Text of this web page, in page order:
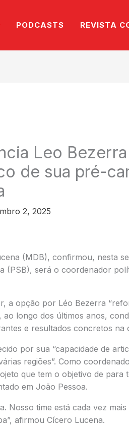
PODCASTS REVISTA
Leo
de sua pré-
2, 2025
(MDB), confirmou, nesta
(PSB), será o coordenador
a opção por Léo Bezerra
longo dos últimos anos,
e resultados concretos na
por sua “capacidade de
regiões”. Como
que tem o objetivo de para
em João Pessoa.
Nosso time está cada vez
afirmou Cícero Lucena.